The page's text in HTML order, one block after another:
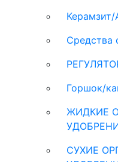
Керамзит/
Средства
Горшок/
ЖИДКИЕ
СУХИЕ